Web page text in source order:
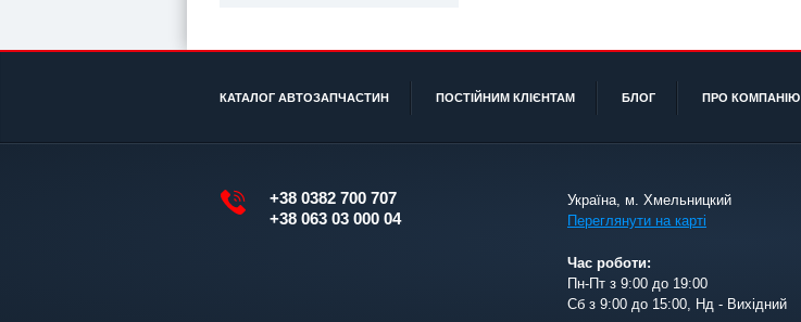
КАТАЛОГ АВТОЗАПЧАСТИН ПОСТІЙНИМ КЛІЄНТАМ БЛОГ ПРО КОМПАНІЮ
+38 0382 700 707
+38 063 03 000 04
Україна, м. Хмельницкий
Переглянути на карті
Час роботи:
Пн-Пт з 9:00 до 19:00
Сб з 9:00 до 15:00, Нд - Вихідний